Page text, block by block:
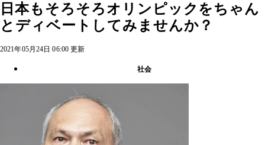
日本もそろそろオリンピックをちゃん
とディベートしてみませんか？
2021年05月24日 06:00 更新
社会